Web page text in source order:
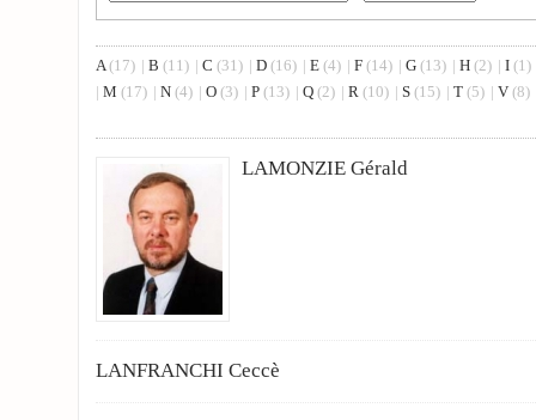
A(17) B (11) C (31) D (16) E (4) F (14) G (13) H (2) I (1)
M (17) N (4) O (3) P (13) Q (2) R (10) S (15) T (5) V (8)
LAMONZIE Gérald
LANFRANCHI Ceccè